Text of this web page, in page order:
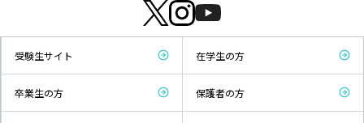
受験生サイト 在学生の方
卒業生の方 保護者の方